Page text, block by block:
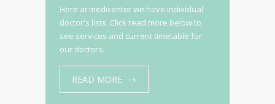
Here at medicenter we have individual
doctor's lists. Click read more below to
see services and current timetable for
our doctors.
READ MORE